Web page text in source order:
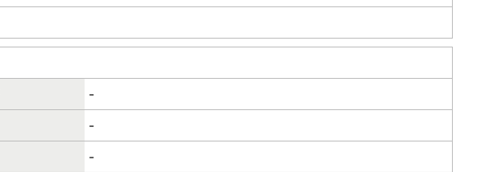
-
-
-